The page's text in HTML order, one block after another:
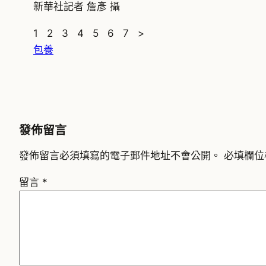
新華社記者 詹彥 攝
1 2 3 4 5 6 7 >
包養
發佈留言
發佈留言必須填寫的電子郵件地址不會公開。 必填欄
留言 *